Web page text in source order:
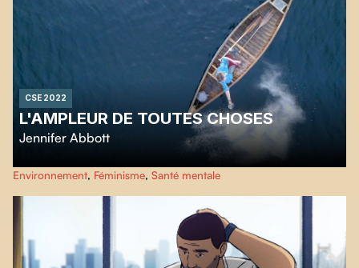
CSE 2022
L'AMPLEUR DE TOUTES CHOSES
Jennifer Abbott
LorsqueJennifer Abbottperd sa sœur, décédée d’un cancer, son chagrin la
rend sensible à l’extrême gravité de la crise climatique. Dans ce nouveau
documentaire, elle esquisse des parallèles intimes entre les deuils vécus à
l’échelle personnelle aussi bien que planétaire.
Environnement, Féminisme, Santé mentale